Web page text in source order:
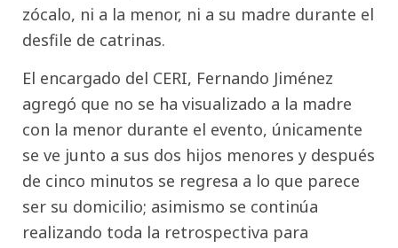
zócalo, ni a la menor, ni a su madre durante el
desfile de catrinas.
El encargado del CERI, Fernando Jiménez
agregó que no se ha visualizado a la madre
con la menor durante el evento, únicamente
se ve junto a sus dos hijos menores y después
de cinco minutos se regresa a lo que parece
ser su domicilio; asimismo se continúa
realizando toda la retrospectiva para